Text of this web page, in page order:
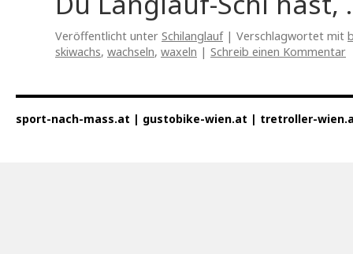
Veröffentlicht unter Schilanglauf | Verschlagwortet mit
skiwachs, wachseln, waxeln | Schreib einen Kommentar
sport-nach-mass.at | gustobike-wien.at | tretroller-